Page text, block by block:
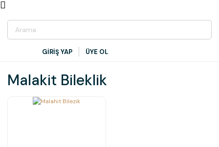
GİRİŞ YAP ÜYE OL
Malakit Bileklik